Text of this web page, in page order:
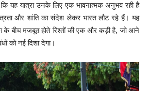
कि यह यात्रा उनके लिए एक भावनात्मक अनुभव रही है
और शांति का संदेश लेकर भारत लौट रहे हैं। यह
के बीच मजबूत होते रिश्तों की एक और कड़ी है, जो आने
को नई दिशा देगा।